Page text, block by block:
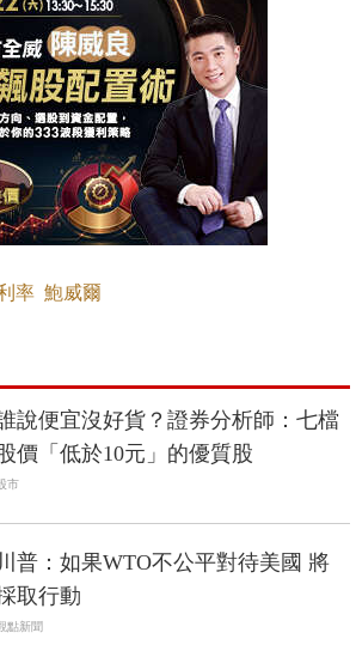
率 鮑威爾
說便宜沒好貨？證券分析師：七檔
價「低於10元」的優質股
市
川普：如果WTO不公平對待美國 將
取行動
點新聞